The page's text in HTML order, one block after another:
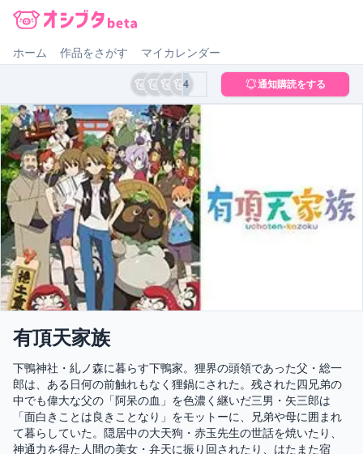
ホーム 作品をさがす マイカレンダー
4 通知購読をする
有頂天家族
下鴨神社・糺ノ森に暮らす下鴨家。狸界の頭領であった父・総一
郎は、ある日何の前触れもなく狸鍋にされた。残された四兄弟の
中でも偉大な父の「阿呆の血」を色濃く継いだ三男・矢三郎は
「面白きことは良きことなり」をモットーに、兄弟や母に囲まれ
て暮らしていた。隠居中の大天狗・赤玉先生の世話を焼いたり、
神通力を得た人間の美女・弁天に振り回されたり、はたまた宿